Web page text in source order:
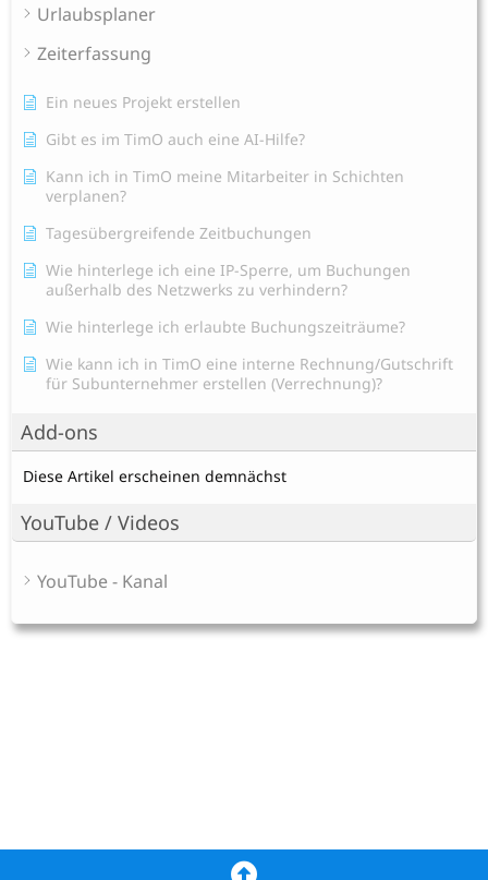
Urlaubsplaner
Zeiterfassung
Ein neues Projekt erstellen
Gibt es im TimO auch eine AI-Hilfe?
Kann ich in TimO meine Mitarbeiter in Schichten
verplanen?
Tagesübergreifende Zeitbuchungen
Wie hinterlege ich eine IP-Sperre, um Buchungen
außerhalb des Netzwerks zu verhindern?
Wie hinterlege ich erlaubte Buchungszeiträume?
Wie kann ich in TimO eine interne Rechnung/Gutschrift
für Subunternehmer erstellen (Verrechnung)?
Add-ons
Diese Artikel erscheinen demnächst
YouTube / Videos
YouTube - Kanal